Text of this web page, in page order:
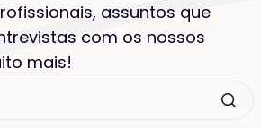
assuntos que
com os nossos
mais!